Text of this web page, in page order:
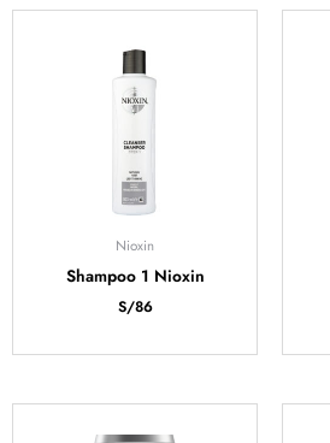
Nioxin
Shampoo 1 Nioxin
S/86